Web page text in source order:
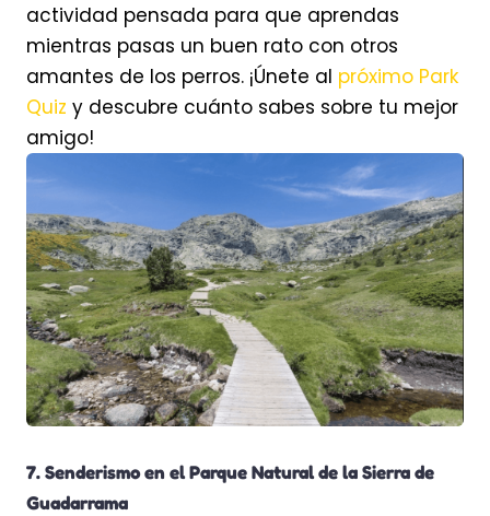
actividad pensada para que aprendas
mientras pasas un buen rato con otros
amantes de los perros. ¡Únete al próximo Park
Quiz y descubre cuánto sabes sobre tu mejor
amigo!
7. Senderismo en el Parque Natural de la Sierra de
Guadarrama